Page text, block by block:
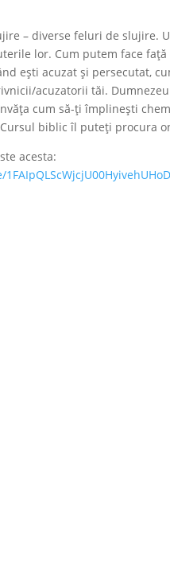
– diverse feluri de slujire.
lor. Cum putem face
ești acuzat și persecutat,
acuzatorii tăi.
cum să-ți împlinești
biblic îl puteți procura
acesta: